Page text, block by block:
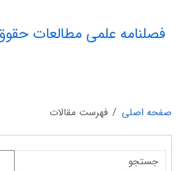
فصلنامه علمی مطالعات
صفحه اصلی
فهرست مقالات